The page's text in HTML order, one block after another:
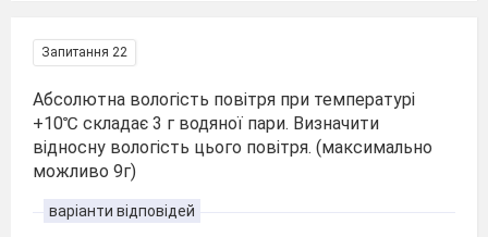
Запитання 22
Абсолютна вологість повітря при температурі
+10℃ складає 3 г водяної пари. Визначити
відносну вологість цього повітря. (максимально
можливо 9г)
варіанти відповідей